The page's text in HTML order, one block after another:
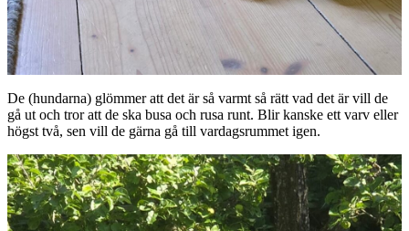
De (hundarna) glömmer att det är så varmt så rätt vad det är vill de
gå ut och tror att de ska busa och rusa runt. Blir kanske ett varv eller
högst två, sen vill de gärna gå till vardagsrummet igen.